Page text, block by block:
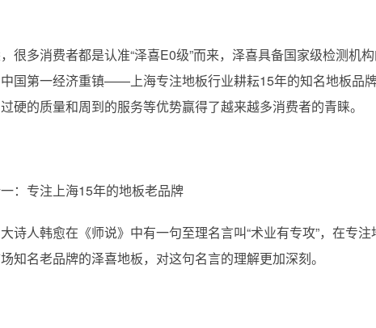
很多消费者都是认准“泽喜E0级”而来，泽喜具备国家级检测机
国第一经济重镇——上海专注地板行业耕耘15年的知名地板品
硬的质量和周到的服务等优势赢得了越来越多消费者的青睐。
：专注上海15年的地板老品牌
诗人韩愈在《师说》中有一句至理名言叫“术业有专攻”，在专
知名老品牌的泽喜地板，对这句名言的理解更加深刻。